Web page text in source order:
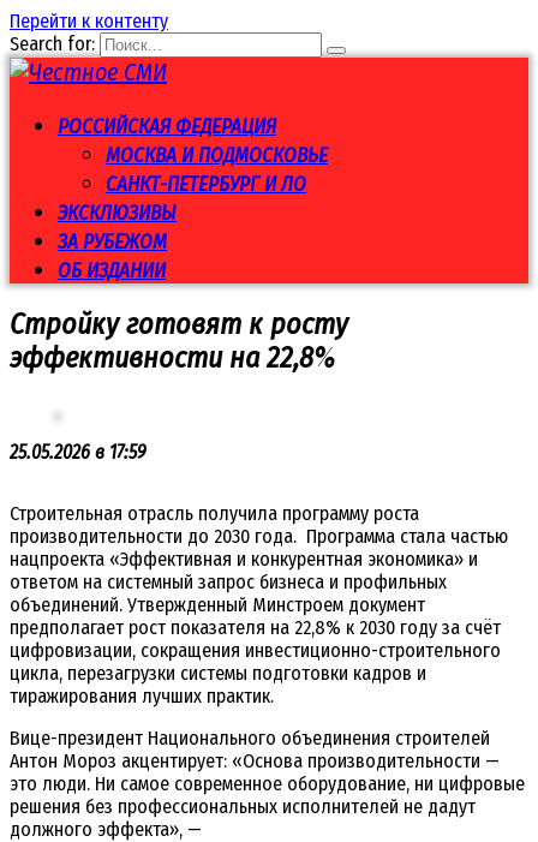
Перейти к контенту
Search for:
РОССИЙСКАЯ ФЕДЕРАЦИЯ
МОСКВА И ПОДМОСКОВЬЕ
САНКТ-ПЕТЕРБУРГ И ЛО
ЭКСКЛЮЗИВЫ
ЗА РУБЕЖОМ
ОБ ИЗДАНИИ
Стройку готовят к росту
эффективности на 22,8%
25.05.2026 в 17:59
Строительная отрасль получила программу роста
производительности до 2030 года. Программа стала частью
нацпроекта «Эффективная и конкурентная экономика» и
ответом на системный запрос бизнеса и профильных
объединений. Утвержденный Минстроем документ
предполагает рост показателя на 22,8% к 2030 году за счёт
цифровизации, сокращения инвестиционно-строительного
цикла, перезагрузки системы подготовки кадров и
тиражирования лучших практик.
Вице-президент Национального объединения строителей
Антон Мороз акцентирует: «Основа производительности —
это люди. Ни самое современное оборудование, ни цифровые
решения без профессиональных исполнителей не дадут
должного эффекта», —